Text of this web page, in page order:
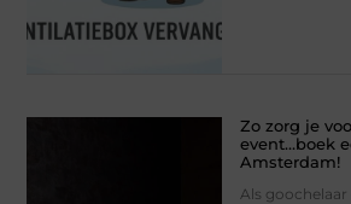
Zo zorg je
event…boek
Amsterdam!
Als